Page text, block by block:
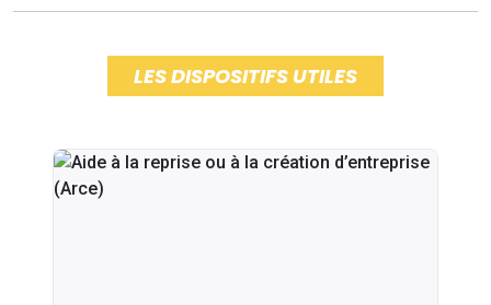
LES DISPOSITIFS UTILES